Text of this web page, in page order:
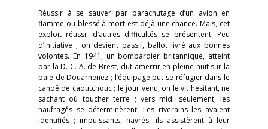
Réussir à se sauver par parachutage d’un avion en
flamme ou blessé à mort est déjà une chance. Mais, cet
exploit réussi, d’autres difficultés se présentent. Peu
d’initiative ; on devient passif, ballot livré aux bonnes
volontés. En 1941, un bombardier britannique, atteint
par la D. C. A. de Brest, dut amerrir en pleine nuit sur la
baie de Douarnenez ; l’équipage put se réfugier dans le
canoë de caoutchouc ; le jour venu, on le vit hésitant, ne
sachant où toucher terre ; vers midi seulement, les
naufragés se déterminèrent. Les riverains les avaient
identifiés ; impuissants, navrés, ils assistèrent à leur